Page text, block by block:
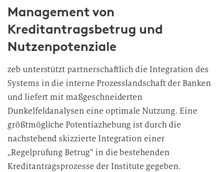
Management von
Kreditantragsbetrug und
Nutzenpotenziale
zeb unterstützt partnerschaftlich die Integration des
Systems in die interne Prozesslandschaft der Banken
und liefert mit maßgeschneiderten
Dunkelfeldanalysen eine optimale Nutzung. Eine
größtmögliche Potentiazhebung ist durch die
nachstehend skizzierte Integration einer
„Regelprüfung Betrug“ in die bestehenden
Kreditantragsprozesse der Institute gegeben.